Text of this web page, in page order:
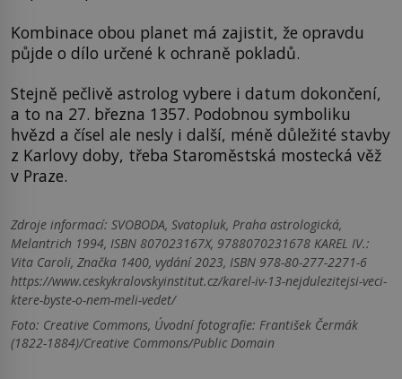
Kombinace obou planet má zajistit, že opravdu
půjde o dílo určené k ochraně pokladů.
Stejně pečlivě astrolog vybere i datum dokončení,
a to na 27. března 1357. Podobnou symboliku
hvězd a čísel ale nesly i další, méně důležité stavby
z Karlovy doby, třeba Staroměstská mostecká věž
v Praze.
Zdroje informací: SVOBODA, Svatopluk, Praha astrologická,
Melantrich 1994, ISBN 807023167X, 9788070231678 KAREL IV.:
Vita Caroli, Značka 1400, vydání 2023, ISBN 978-80-277-2271-6
https://www.ceskykralovskyinstitut.cz/karel-iv-13-nejdulezitejsi-veci-
ktere-byste-o-nem-meli-vedet/
Foto: Creative Commons, Úvodní fotografie: František Čermák
(1822-1884)/Creative Commons/Public Domain